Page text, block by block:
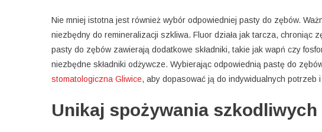
Nie mniej istotna jest również wybór odpowiedniej pasty do zębów.
niezbędny do remineralizacji szkliwa. Fluor działa jak tarcza, chroniąc
pasty do zębów zawierają dodatkowe składniki, takie jak wapń czy
niezbędne składniki odżywcze. Wybierając odpowiednią pastę do
stomatologiczna Gliwice, aby dopasować ją do indywidualnych
Unikaj spożywania